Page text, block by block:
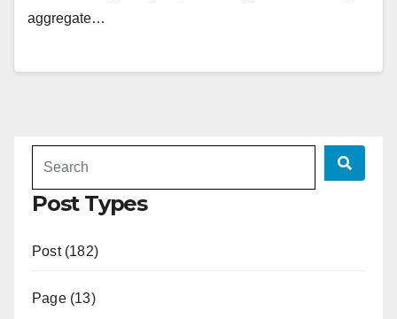
aggregate…
Post Types
Post (182)
Page (13)